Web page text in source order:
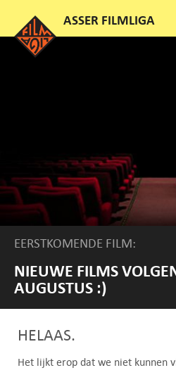
EERSTKOMENDE FILM:
NIEUWE FILMS
AUGUSTUS :)
HELAAS.
Het lijkt erop dat we niet kunnen